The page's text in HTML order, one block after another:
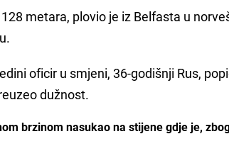
metara, plovio je iz Belfasta u
oficir u smjeni, 36-godišnji Rus,
dužnost.
brzinom nasukao na stijene gdje je,